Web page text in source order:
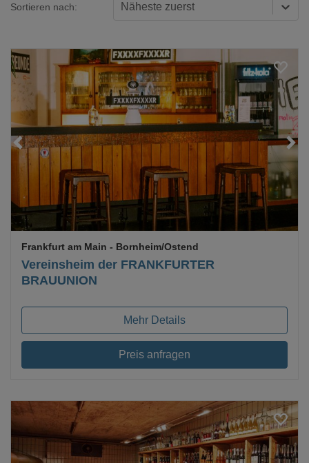
Sortieren nach: Näheste zuerst
Loading...
Vereinsheim der FRANKFURTER
BRAUUNION
Frankfurt am Main - Bornheim/Ostend
Mehr Details
Preis anfragen